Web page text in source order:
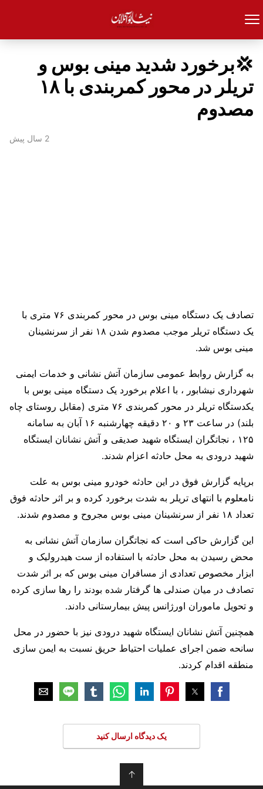
💢برخورد شدید مینی بوس و
تریلر در محور کمربندی با ۱۸
مصدوم
2 سال پیش
تصادف یک دستگاه مینی بوس در محور کمربندی ۷۶ متری با
یک دستگاه تریلر موجب مصدوم شدن ۱۸ نفر از سرنشینان
مینی بوس شد.
به گزارش روابط عمومی سازمان آتش نشانی و خدمات ایمنی
شهرداری نیشابور ، با اعلام برخورد یک دستگاه مینی بوس با
یکدستگاه تریلر در محور کمربندی ۷۶ متری (مقابل روستای چاه
بلند) در ساعت ۲۳ و ۲۰ دقیقه چهارشنبه ۱۶ آبان به سامانه
۱۲۵ ، نجاتگران ایستگاه شهید صدیقی و آتش نشانان ایستگاه
شهید درودی به محل حادثه اعزام شدند.
برپایه گزارش فوق در این حادثه خودرو مینی بوس به علت
نامعلوم با انتهای تریلر به شدت برخورد کرده و بر اثر حادثه فوق
تعداد ۱۸ نفر از سرنشینان مینی بوس مجروح و مصدوم شدند.
این گزارش حاکی است که نجاتگران سازمان آتش نشانی به
محض رسیدن به محل حادثه با استفاده از ست هیدرولیک و
ابزار مخصوص تعدادی از مسافران مینی بوس که بر اثر شدت
تصادف در میان صندلی ها گرفتار شده بودند را رها سازی کرده
و تحویل ماموران اورژانس پیش بیمارستانی دادند.
همچنین آتش نشانان ایستگاه شهید درودی نیز با حضور در محل
سانحه ضمن اجرای عملیات احتیاط حریق نسبت به ایمن سازی
منطقه اقدام کردند.
یک دیدگاه ارسال کنید
↑